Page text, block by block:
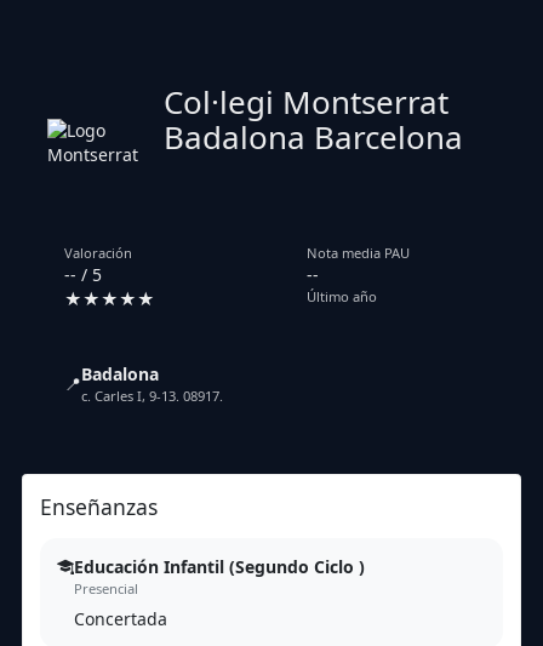
Col·legi Montserrat
Badalona Barcelona
Valoración
-- / 5
★★★★★
Nota media PAU
--
Último año
📍Badalona
c. Carles I, 9-13. 08917.
Enseñanzas
Educación Infantil (Segundo Ciclo )
Presencial
Concertada